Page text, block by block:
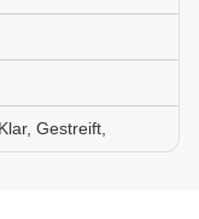
Gestreift,